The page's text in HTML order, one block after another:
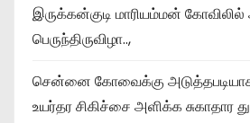
இருக்கன்குடி மாரியம்மன் கோவிலில்
பெருந்திருவிழா..,
சென்னை கோவைக்கு அடுத்தபடியாக
உயர்தர சிகிச்சை அளிக்க சுகாதார